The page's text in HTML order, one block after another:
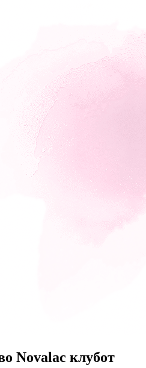
Novalac клубот